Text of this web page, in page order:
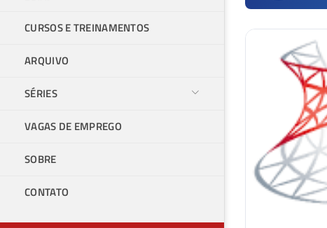
CURSOS E TREINAMENTOS
ARQUIVO
SÉRIES
VAGAS DE EMPREGO
SOBRE
CONTATO